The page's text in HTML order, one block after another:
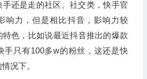
手还是走的社区、社交类，快手官
响力，但是相比抖音，影响力较
特色，比如说最近抖音推出的爆款
手只有100多w的粉丝，这还是快
况下。